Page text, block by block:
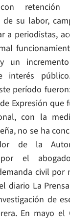
con
de su labor,
a periodistas,
y un
interés
período
Expresión que
con la
no se ha
de la
el
civil por
diario La
de
En mayo